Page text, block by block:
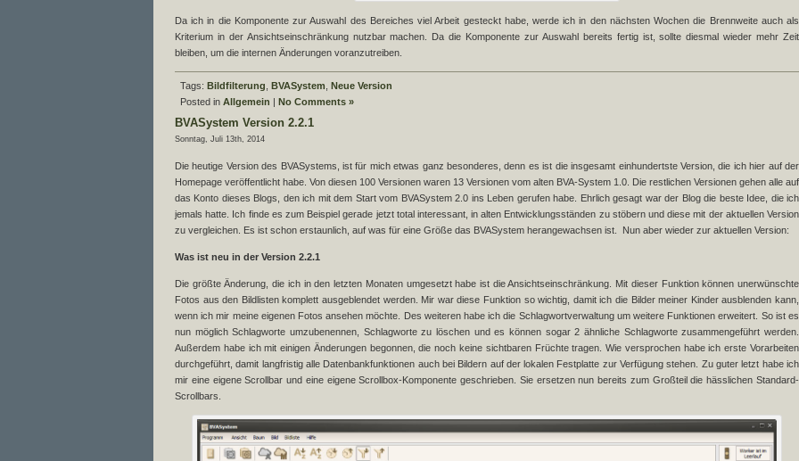
Da ich in die Komponente zur Auswahl des Bereiches viel Arbeit gesteckt habe, werde ich in den nächsten Wochen die Brennweite auch als
Kriterium in der Ansichtseinschränkung nutzbar machen. Da die Komponente zur Auswahl bereits fertig ist, sollte diesmal wieder mehr Zeit
bleiben, um die internen Änderungen voranzutreiben.
Tags: Bildfilterung BVASystem Neue Version
Posted in Allgemein | No Comments »
BVASystem Version 2.2.1
Sonntag, Juli 13th, 2014
Die heutige Version des BVASystems, ist für mich etwas ganz besonderes, denn es ist die insgesamt einhundertste Version, die ich hier auf der
Homepage veröffentlicht habe. Von diesen 100 Versionen waren 13 Versionen vom alten BVA-System 1.0. Die restlichen Versionen gehen alle auf
das Konto dieses Blogs, den ich mit dem Start vom BVASystem 2.0 ins Leben gerufen habe. Ehrlich gesagt war der Blog die beste Idee, die ich
jemals hatte. Ich finde es zum Beispiel gerade jetzt total interessant, in alten Entwicklungsständen zu stöbern und diese mit der aktuellen Version
zu vergleichen. Es ist schon erstaunlich, auf was für eine Größe das BVASystem herangewachsen ist. Nun aber wieder zur aktuellen Version:
Was ist neu in der Version 2.2.1
Die größte Änderung, die ich in den letzten Monaten umgesetzt habe ist die Ansichtseinschränkung. Mit dieser Funktion können unerwünschte
Fotos aus den Bildlisten komplett ausgeblendet werden. Mir war diese Funktion so wichtig, damit ich die Bilder meiner Kinder ausblenden kann,
wenn ich mir meine eigenen Fotos ansehen möchte. Des weiteren habe ich die Schlagwortverwaltung um weitere Funktionen erweitert. So ist es
nun möglich Schlagworte umzubenennen, Schlagworte zu löschen und es können sogar 2 ähnliche Schlagworte zusammengeführt werden.
Außerdem habe ich mit einigen Änderungen begonnen, die noch keine sichtbaren Früchte tragen. Wie versprochen habe ich erste Vorarbeiten
durchgeführt, damit langfristig alle Datenbankfunktionen auch bei Bildern auf der lokalen Festplatte zur Verfügung stehen. Zu guter letzt habe ich
mir eine eigene Scrollbar und eine eigene Scrollbox-Komponente geschrieben. Sie ersetzen nun bereits zum Großteil die hässlichen Standard-
Scrollbars.